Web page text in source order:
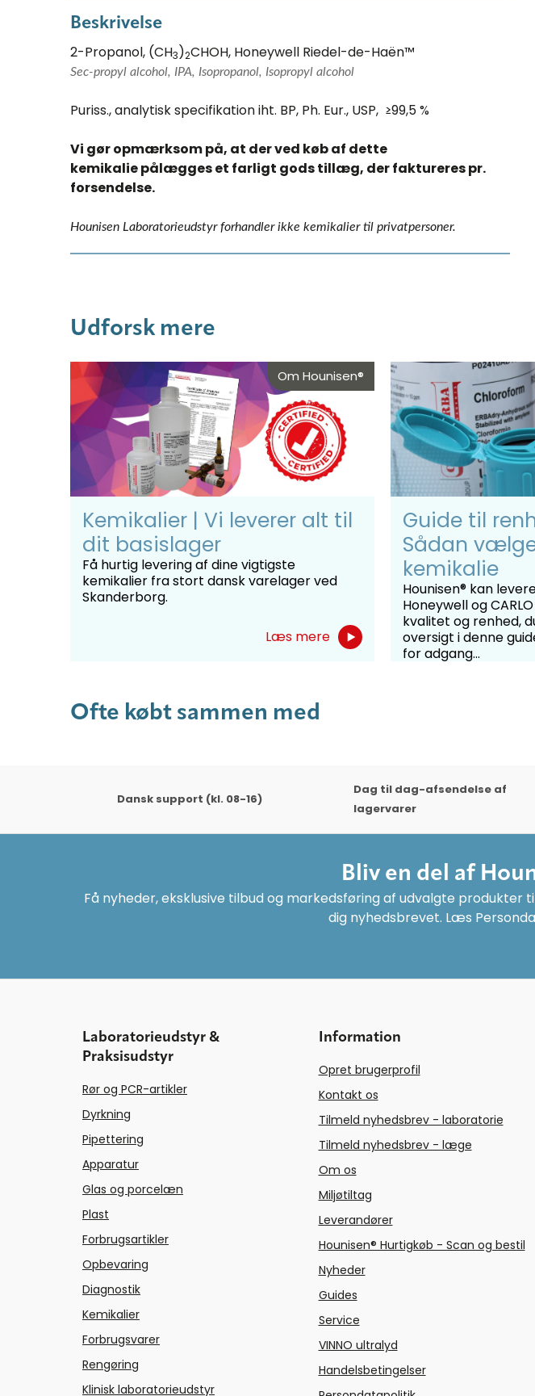
Beskrivelse
2-Propanol, (CH3)2CHOH, Honeywell Riedel-de-Haën™
Sec-propyl alcohol, IPA, Isopropanol, Isopropyl alcohol
Puriss., analytisk specifikation iht. BP, Ph. Eur., USP, ≥99,5 %
Vi gør opmærksom på, at der ved køb af dette
kemikalie pålægges et farligt gods tillæg, der faktureres pr.
forsendelse.​​
Hounisen Laboratorieudstyr forhandler ikke kemikalier til privatpersoner.
Udforsk mere
Om Hounisen®
Kemikalier | Vi leverer alt til
dit basislager
Få hurtig levering af dine vigtigste
kemikalier fra stort dansk varelager ved
Skanderborg.
Læs mere
Guide til
Sådan
kemikalie
Hounisen® kan
Honeywell og
kvalitet og renhed,
oversigt i denne
for adgang...
Ofte købt sammen med
Dansk support (kl. 08-16)
Dag til dag-afsendelse af
lagervarer
Bliv en del af
Få nyheder, eksklusive tilbud og markedsføring af udvalgte
dig nyhedsbrevet. Læs
Laboratorieudstyr &
Praksisudstyr
Rør og PCR-artikler
Dyrkning
Pipettering
Apparatur
Glas og porcelæn
Plast
Forbrugsartikler
Opbevaring
Diagnostik
Kemikalier
Forbrugsvarer
Rengøring
Klinisk laboratorieudstyr
Information
Opret brugerprofil
Kontakt os
Tilmeld nyhedsbrev - laboratorie
Tilmeld nyhedsbrev - læge
Om os
Miljøtiltag
Leverandører
Hounisen® Hurtigkøb - Scan og bestil
Nyheder
Guides
Service
VINNO ultralyd
Handelsbetingelser